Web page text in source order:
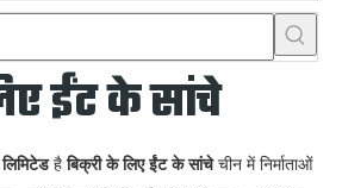
ईंट के सांचे
हैबिक्री के लिए ईंट के सांचेचीन में निर्माताओं